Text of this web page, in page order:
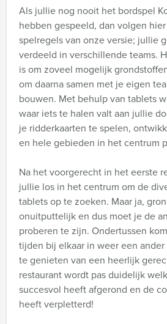
Als jullie nog nooit het bordspel
hebben gespeeld, dan volgen
spelregels van onze versie; jullie
verdeeld in verschillende teams.
is om zoveel mogelijk
om daarna samen met je eigen
bouwen. Met behulp van tablets
waar iets te halen valt aan jullie
je ridderkaarten te spelen,
en hele gebieden in het centrum
Na het voorgerecht in het eerste
jullie los in het centrum om de
tablets op te zoeken. Maar ja,
onuitputtelijk en dus moet je de
proberen te zijn. Ondertussen
tijden bij elkaar in weer een
te genieten van een heerlijk
restaurant wordt pas duidelijk
succesvol heeft afgerond en de
heeft verpletterd!